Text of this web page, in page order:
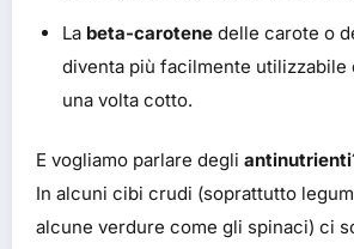
La beta-carotene delle carote o
diventa più facilmente utilizzabile
una volta cotto.
E vogliamo parlare degli antinutrienti
In alcuni cibi crudi (soprattutto
alcune verdure come gli spinaci) ci